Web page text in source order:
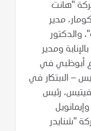
"هانت
مدير
والدكتور
ومدير
أبوظبي في
– الابتكار في
رئيس
"شنايدر